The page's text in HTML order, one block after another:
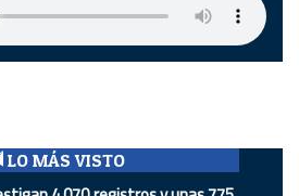
LO MÁS VISTO